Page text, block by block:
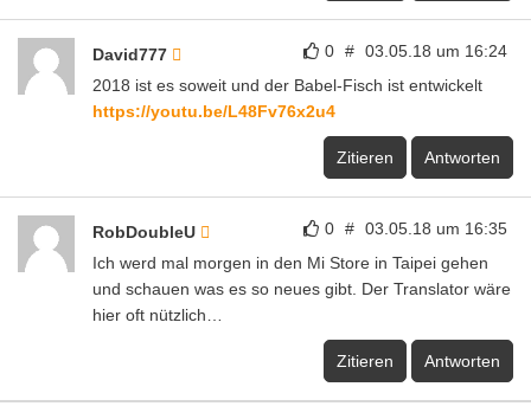
0 # 03.05.18 um 16:24
David777
2018 ist es soweit und der Babel-Fisch ist entwickelt
https://youtu.be/L48Fv76x2u4
Zitieren Antworten
0 # 03.05.18 um 16:35
RobDoubleU
Ich werd mal morgen in den Mi Store in Taipei gehen
und schauen was es so neues gibt. Der Translator wäre
hier oft nützlich…
Zitieren Antworten